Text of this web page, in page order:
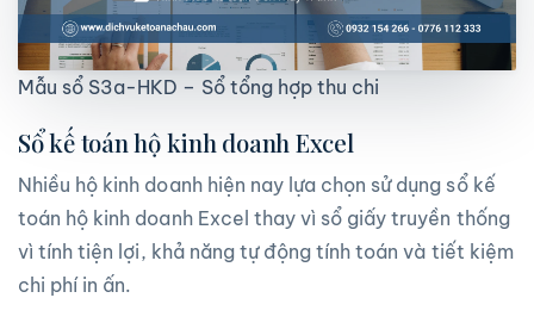
Mẫu sổ S3a-HKD – Sổ tổng hợp thu chi
Sổ kế toán hộ kinh doanh Excel
Nhiều hộ kinh doanh hiện nay lựa chọn sử dụng sổ kế
toán hộ kinh doanh Excel thay vì sổ giấy truyền thống
vì tính tiện lợi, khả năng tự động tính toán và tiết kiệm
chi phí in ấn.